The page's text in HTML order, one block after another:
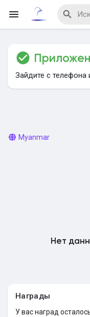
Reels
Найти Маркет
Зайдите с телефона
Myanmar
Нет
Награды
У васнаград